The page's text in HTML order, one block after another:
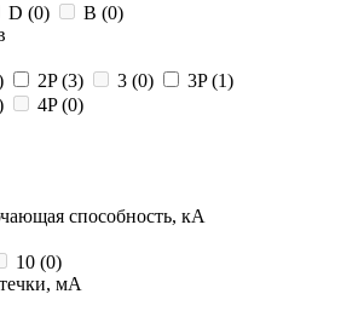
D (0) В (0)
2P (3) 3 (0) 3P (1)
4P (0)
способность, кА
10 (0)
мА